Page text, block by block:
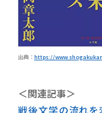
出典： https://
＜関連記事＞
戦後文学の流れ